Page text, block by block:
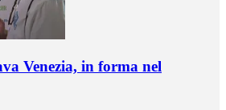
Venezia, in forma nel